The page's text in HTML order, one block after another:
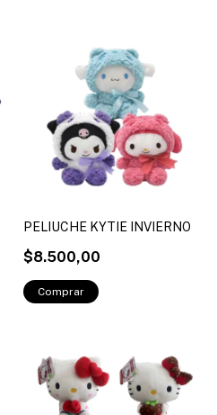
PELIUCHE KYTIE INVIERNO
$8.500,00